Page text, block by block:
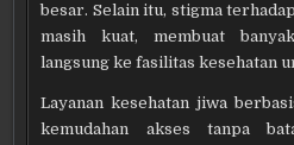
besar. Selain itu, stigma
masih kuat, membuat
langsung ke fasilitas kesehatan
Layanan kesehatan jiwa
kemudahan akses tanpa